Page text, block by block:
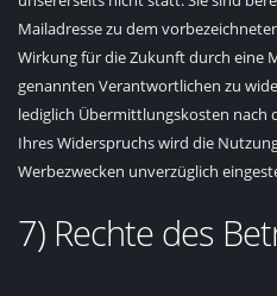
Mailadresse zu dem
Wirkung für die Zukunft durch eine
genannten Verantwortlichen zu
lediglich Übermittlungskosten nach
Ihres Widerspruchs wird die
Werbezwecken unverzüglich
7) Rechte des